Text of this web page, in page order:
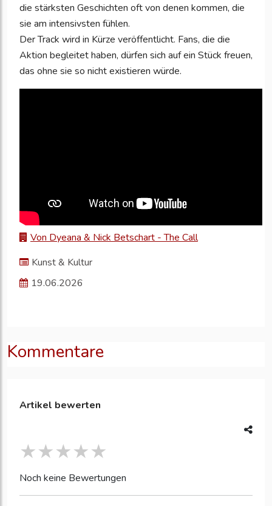
die stärksten Geschichten oft von denen kommen, die
sie am intensivsten fühlen.
Der Track wird in Kürze veröffentlicht. Fans, die die
Aktion begleitet haben, dürfen sich auf ein Stück freuen,
das ohne sie so nicht existieren würde.
Von Dyeana & Nick Betschart - The Call
Kunst & Kultur
19.06.2026
Kommentare
Artikel bewerten
Noch keine Bewertungen